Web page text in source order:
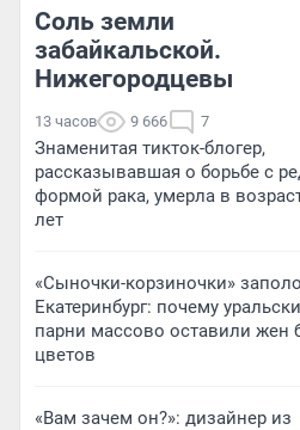
Соль земли
забайкальской.
Нижегородцевы
13 часов 9 666 7
Знаменитая тикток-блогер,
рассказывавшая о борьбе с
формой рака, умерла в
лет
«Сыночки-корзиночки»
Екатеринбург: почему
парни массово оставили жен
цветов
«Вам зачем он?»: дизайнер из